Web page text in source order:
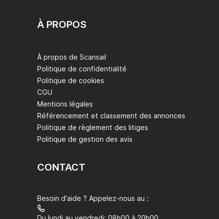
À PROPOS
À propos de Scansail
Politique de confidentialité
Politique de cookies
CGU
Mentions légales
Référencement et classement des annonces
Politique de règlement des litiges
Politique de gestion des avis
CONTACT
Besoin d'aide ? Appelez-nous au :